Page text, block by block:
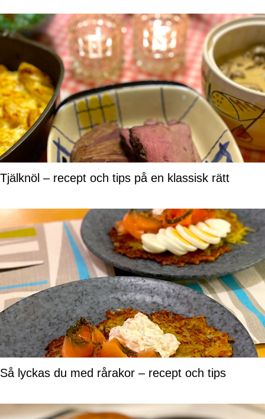
Tjälknöl – recept och tips på en klassisk rätt
Så lyckas du med rårakor – recept och tips